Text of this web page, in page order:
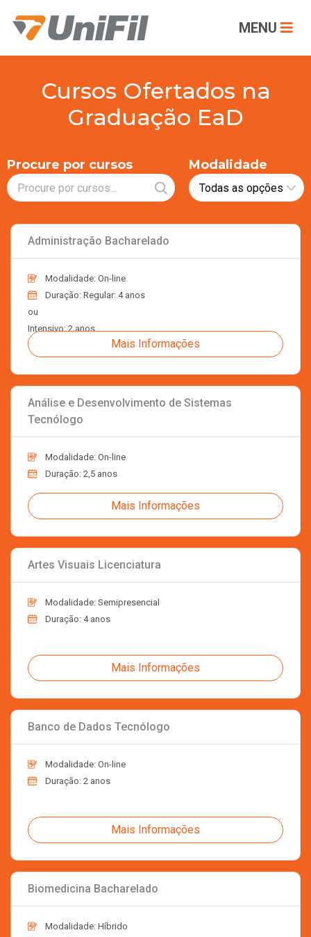
MENU
Cursos Ofertados na
Graduação EaD
Procure por cursos Modalidade
Administração Bacharelado
Modalidade: On-line
Duração: Regular: 4 anos
ou
Intensivo: 2 anos
Mais Informações
Análise e Desenvolvimento de Sistemas
Tecnólogo
Modalidade: On-line
Duração: 2,5 anos
Mais Informações
Artes Visuais Licenciatura
Modalidade: Semipresencial
Duração: 4 anos
Mais Informações
Banco de Dados Tecnólogo
Modalidade: On-line
Duração: 2 anos
Mais Informações
Biomedicina Bacharelado
Modalidade: Híbrido